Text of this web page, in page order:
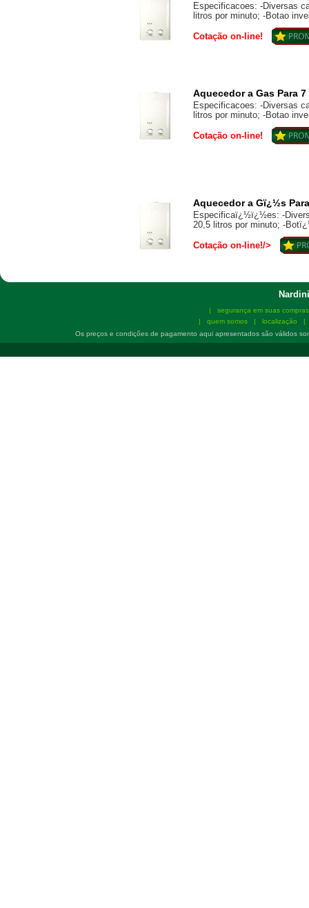
Especificacoes: -Diversas
litros por minuto; -Botao
Cotação on-line!
Aquecedor a Gas Para
Especificacoes: -Diversas
litros por minuto; -Botao
Cotação on-line!
Aquecedor a Gï¿½s
Especificaï¿½ï¿½es: -
20,5 litros por minuto; -
Cotação on-line!/>
| segurança em suas compras
| quem somos| localização
Os preços e condições de pagamento aqui apresentados são válidos